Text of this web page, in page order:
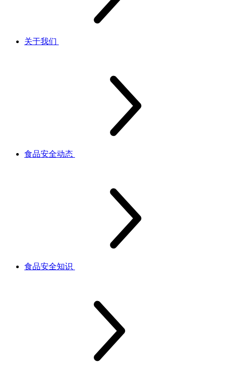
关于我们
食品安全动态
食品安全知识